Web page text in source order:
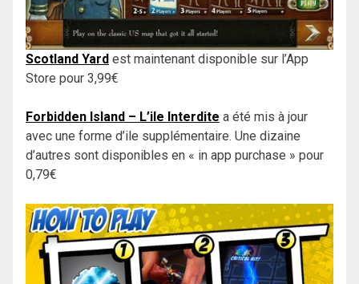
Scotland Yard est maintenant disponible sur l’App
Store pour 3,99€
Forbidden Island – L’ile Interdite a été mis à jour
avec une forme d’ile supplémentaire. Une dizaine
d’autres sont disponibles en « in app purchase » pour
0,79€